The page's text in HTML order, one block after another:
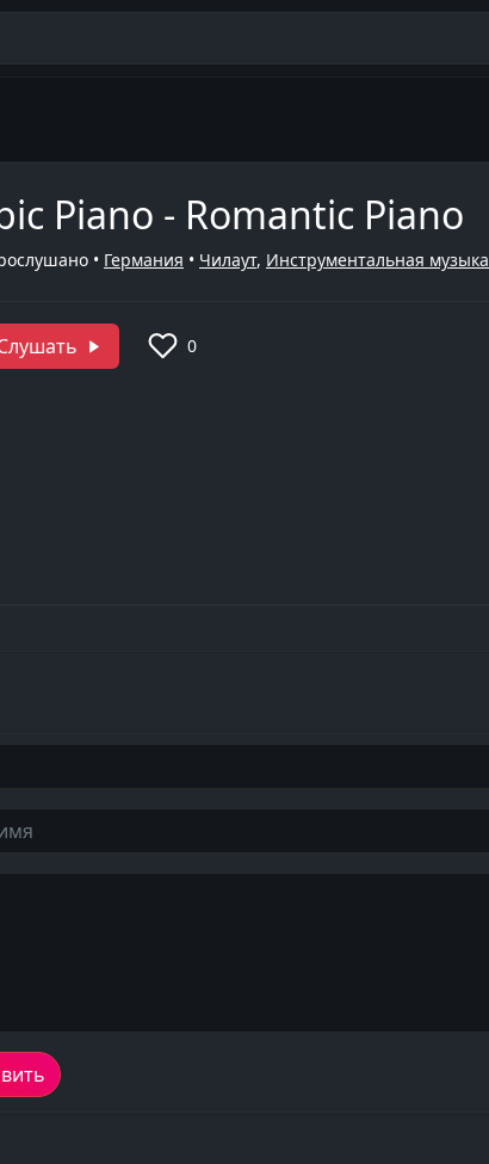
Piano - Romantic Piano
• Германия • Чилаут, Инструментальная музыка
0